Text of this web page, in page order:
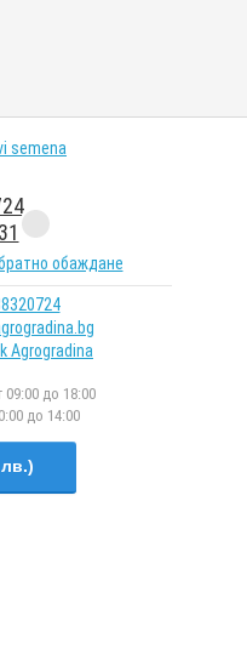
обаждане
Agrogradina
до 18:00
до 14:00